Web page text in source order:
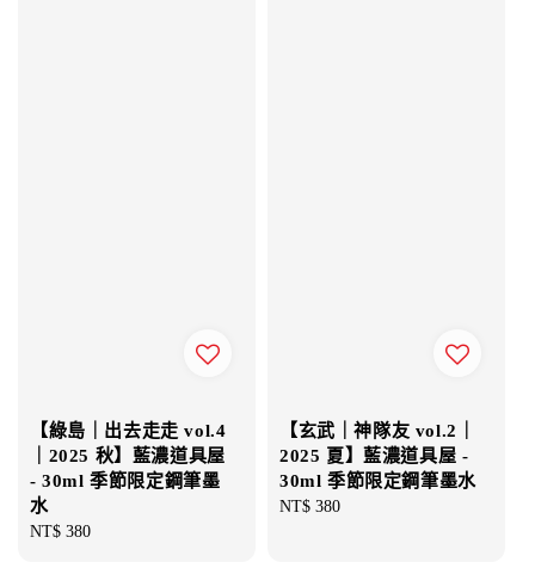
【綠島｜出去走走 vol.4
｜2025 秋】藍濃道具屋
- 30ml 季節限定鋼筆墨
水
Regular
NT$ 380
【玄武｜神隊友 vol.2｜
2025 夏】藍濃道具屋 -
30ml 季節限定鋼筆墨水
Regular
NT$ 380